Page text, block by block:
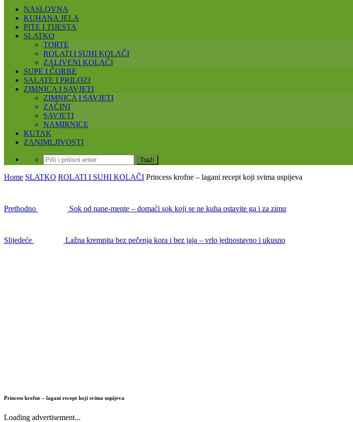
NASLOVNA
KUHANA JELA
PITE I TIJESTA
SLATKO
TORTE
ROLATI I SUHI KOLAČI
ZALIVENI KOLAČI
SUPE I ČORBE
SALATE I PRILOZI
ZIMNICA I SAVJETI
ZIMNICA I SAVJETI
ZAČINI
SAVJETI
NAMIRNICE
KUTAK
ZANIMLJIVOSTI
Home SLATKO ROLATI I SUHI KOLAČI Princess krofne – lagani recept koji svima uspijeva
Prethodno Sok od nane-mente – domaći sok koji se ne kuha ostavite ga i za zimu
Slijedeće Lažna krempita bez pečenja kora i bez jaja – vrlo jednostavno i ukusno
Princess krofne – lagani recept koji svima uspijeva
Loading advertisement...